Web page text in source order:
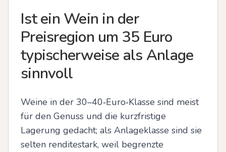
Ist ein Wein in der
Preisregion um 35 Euro
typischerweise als Anlage
sinnvoll
Weine in der 30–40‑Euro‑Klasse sind meist
für den Genuss und die kurzfristige
Lagerung gedacht; als Anlageklasse sind sie
selten renditestark, weil begrenzte